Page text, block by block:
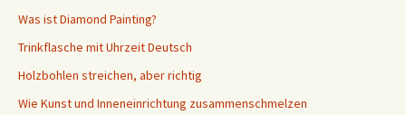
Was ist Diamond Painting?
Trinkflasche mit Uhrzeit Deutsch
Holzbohlen streichen, aber richtig
Wie Kunst und Inneneinrichtung zusammenschmelzen